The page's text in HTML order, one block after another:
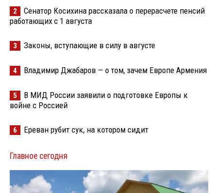
2
Сенатор Косихина рассказала о перерасчете пенсий
работающих с 1 августа
3 Законы, вступающие в силу в августе
4 Владимир Джабаров — о том, зачем Европе Армения
5
В МИД России заявили о подготовке Европы к
войне с Россией
6 Ереван рубит сук, на котором сидит
Главное сегодня